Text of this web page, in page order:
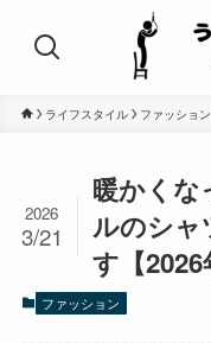
ライフスタイル ファッション
暖かくな
ルのシャ
す【2026
2026
3/21
ファッション